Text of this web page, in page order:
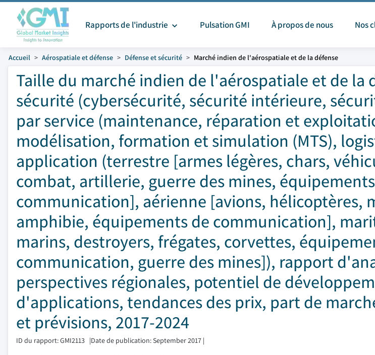
Rapports de l'industrie Pulsation GMI À propos de nous Nos
Accueil Aérospatiale et défense Défense et sécurité Marché indien de l'aérospatiale et de la défense
Taille du marché indien de l'aérospatiale et de la
sécurité (cybersécurité, sécurité intérieure,
par service (maintenance, réparation et
modélisation, formation et simulation (MTS),
application (terrestre [armes légères, chars,
combat, artillerie, guerre des mines,
communication], aérienne [avions, hélicoptères,
amphibie, équipements de communication],
marins, destroyers, frégates, corvettes,
communication, guerre des mines]), rapport
perspectives régionales, potentiel de
d'applications, tendances des prix, part de
et prévisions, 2017-2024
ID du rapport: GMI2113 |Date de publication: September 2017 |